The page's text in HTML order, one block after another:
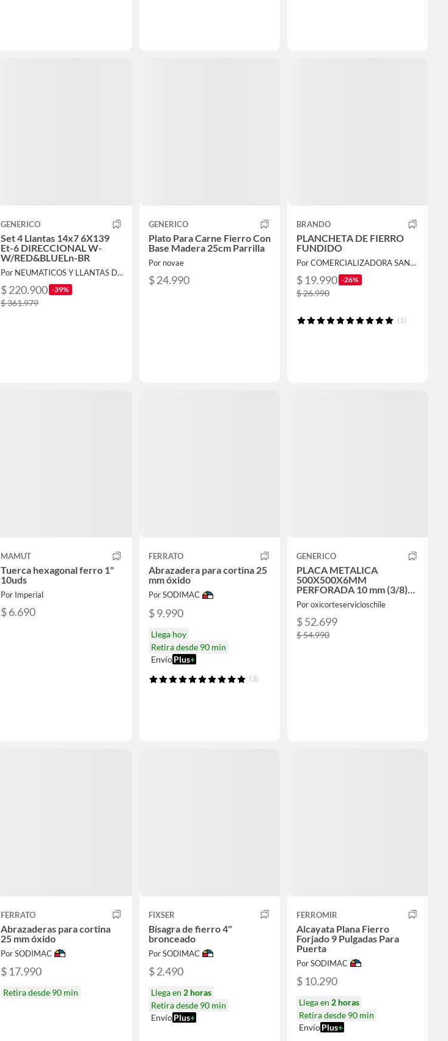
GENERICO
Set 4 Llantas 14x7 6X139
Et-6 DIRECCIONAL W-
W/RED&BLUELn-BR
Por NEUMATICOS Y LLANTAS DEL PACIFICO LIMITADA
$ 220.900 -39%
$ 361.979
GENERICO
Plato Para Carne Fierro Con
Base Madera 25cm Parrilla
Por novae
$ 24.990
BRANDO
PLANCHETA DE FIERRO
FUNDIDO
Por COMERCIALIZADORA SANTA LUCIANA SPA
$ 19.990 -26%
$ 26.990
(1)
MAMUT
Tuerca hexagonal ferro 1"
10uds
Por Imperial
$ 6.690
FERRATO
Abrazadera para cortina 25
mm óxido
Por SODIMAC
$ 9.990
Llega hoy
Retira desde 90 min
EnvíoPlus+
(3)
GENERICO
PLACA METALICA
500X500X6MM
PERFORADA 10 mm (3/8)
ACERO A36 FLANJE
Por oxicorteservicioschile
$ 52.699
$ 54.990
FERRATO
Abrazaderas para cortina
25 mm óxido
Por SODIMAC
$ 17.990
Retira desde 90 min
FIXSER
Bisagra de fierro 4"
bronceado
Por SODIMAC
$ 2.490
Llega en 2 horas
Retira desde 90 min
EnvíoPlus+
FERROMIR
Alcayata Plana Fierro
Forjado 9 Pulgadas Para
Puerta
Por SODIMAC
$ 10.290
Llega en 2 horas
Retira desde 90 min
EnvíoPlus+